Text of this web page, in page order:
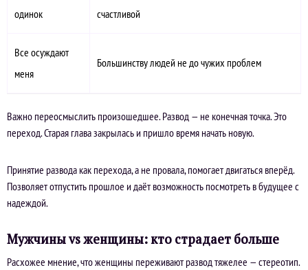
одинок
счастливой
Все осуждают
меня
Большинству людей не до чужих проблем
Важно переосмыслить произошедшее. Развод — не конечная точка. Это
переход. Старая глава закрылась и пришло время начать новую.
Принятие развода как перехода, а не провала, помогает двигаться вперёд.
Позволяет отпустить прошлое и даёт возможность посмотреть в будущее с
надеждой.
Мужчины vs женщины: кто страдает больше
Расхожее мнение, что женщины переживают развод тяжелее — стереотип.